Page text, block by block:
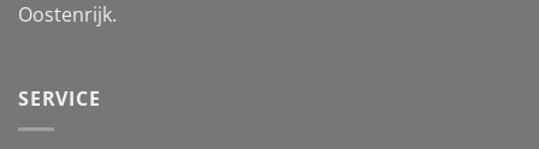
Oostenrijk.
SERVICE